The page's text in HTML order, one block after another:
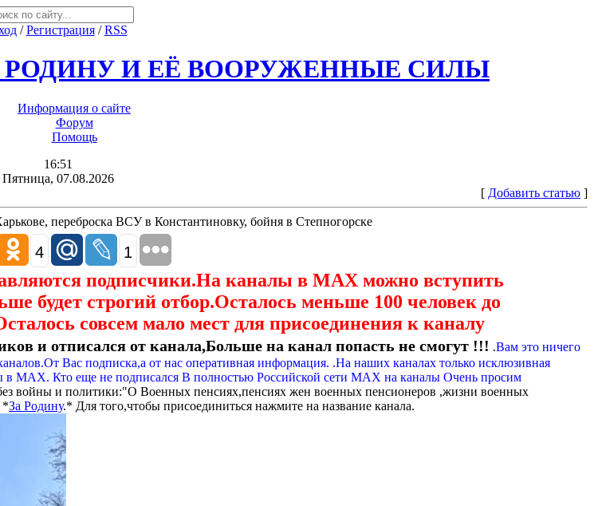
/Регистрация/RSS
И ЕЁ ВООРУЖЕННЫЕ СИЛЫ
Информация о сайте
Форум
Помощь
16:51
Пятница, 07.08.2026
[ Добавить статью ]
переброска ВСУ в Константиновку, бойня в Степногорске
4 1
подписчики.На каналы в МАХ можно вступить
будет строгий отбор.Осталось меньше 100 человек до
совсем мало мест для присоединения к каналу
и отписался от канала,Больше на канал попасть не смогут !!! .Вам это ничего
Вас подписка,а от нас оперативная информация. .На наших каналах только исклюзивная
МАХ. Кто еще не подписался В полностью Российской сети МАХ на каналы Очень просим
войны и политики:"О Военных пенсиях,пенсиях жен военных пенсионеров ,жизни военных
*За Родину.* Для того,чтобы присоединиться нажмите на название канала.